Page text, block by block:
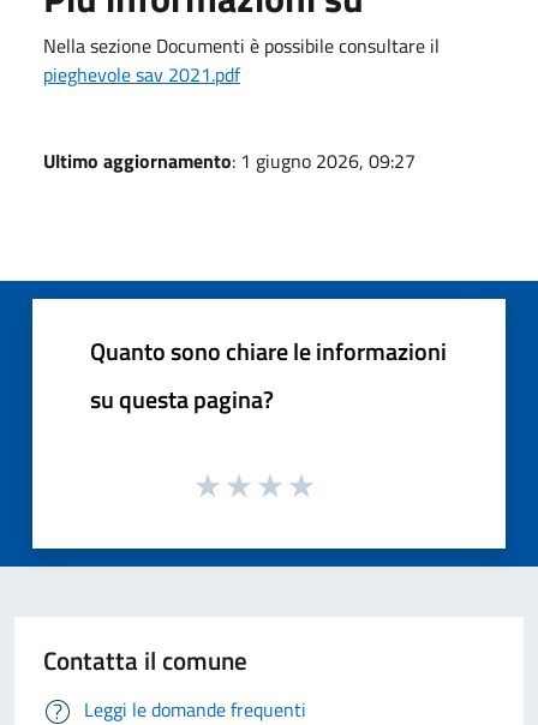
Nella sezione Documenti è possibile consultare il
pieghevole sav 2021.pdf
Ultimo aggiornamento: 1 giugno 2026, 09:27
Quanto sono chiare le informazioni
su questa pagina?
Contatta il comune
Leggi le domande frequenti